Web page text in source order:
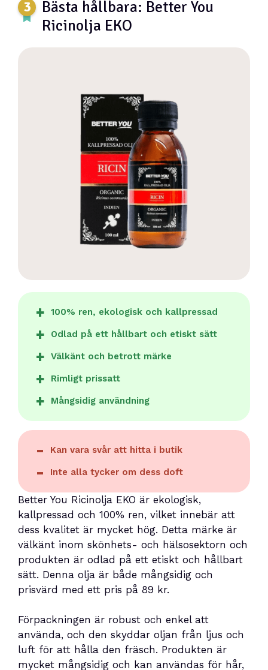
Bästa hållbara: Better You
Ricinolja EKO
100% ren, ekologisk och kallpressad
Odlad på ett hållbart och etiskt sätt
Välkänt och betrott märke
Rimligt prissatt
Mångsidig användning
Kan vara svår att hitta i butik
Inte alla tycker om dess doft
Better You Ricinolja EKO är ekologisk,
kallpressad och 100% ren, vilket innebär att
dess kvalitet är mycket hög. Detta märke är
välkänt inom skönhets- och hälsosektorn och
produkten är odlad på ett etiskt och hållbart
sätt. Denna olja är både mångsidig och
prisvärd med ett pris på 89 kr.
Förpackningen är robust och enkel att
använda, och den skyddar oljan från ljus och
luft för att hålla den fräsch. Produkten är
mycket mångsidig och kan användas för hår,